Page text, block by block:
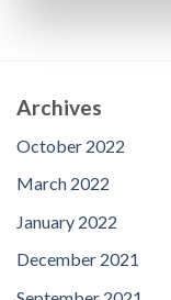
Archives
October 2022
March 2022
January 2022
December 2021